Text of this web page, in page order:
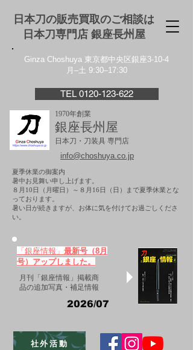
日本刀の販売買取のご相談は
日本刀専門店 銀座⻑州屋
Ginza Choshuya 東京都中央区銀座3-10-4
月–土 9:30–17:30
TEL 0120-123-622
1970年創業
銀座長州屋
日本刀・刀装具 専門店
info@choshuya.co.jp
夏季休業の御案内
暑中お見舞い申し上げます。
８月10日（月曜日）～８月16日（日）まで夏季休業とな
っております。
​暑い日が続きますが、お体に気を付けてお過ごしくださ
い。
「銀座情報」 最新号（8月
号）アップしました。
月刊「銀座情報」掲載商
品の追加写真・補足情報
2026/07
社外活動